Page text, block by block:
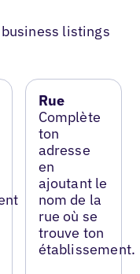
listings
Rue
Complète
ton
adresse
en
ajoutant le
nom de la
rue où se
trouve ton
établissement.